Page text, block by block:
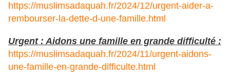
https://muslimsadaquah.fr/2024/12/urgent-aider-a-
rembourser-la-dette-d-une-famille.html
Urgent : Aidons une famille en grande difficulté :
https://muslimsadaquah.fr/2024/11/urgent-aidons-
une-famille-en-grande-difficulte.html